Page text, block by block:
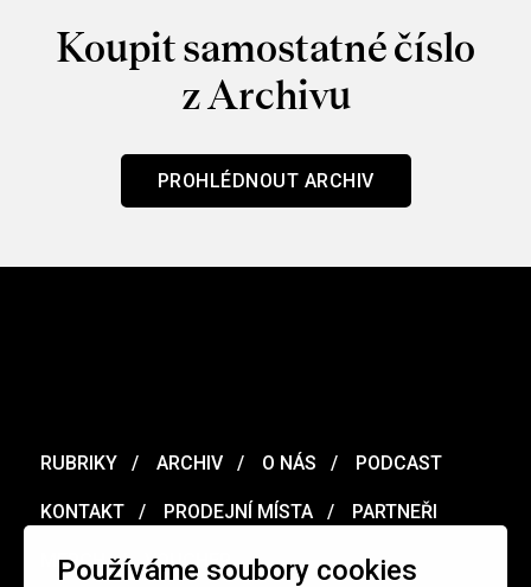
Používáme soubory cookies
Koupit samostatné číslo
z Archivu
PROHLÉDNOUT ARCHIV
RUBRIKY ARCHIV O NÁS PODCAST
KONTAKT PRODEJNÍ MÍSTA PARTNEŘI
MERCH VOUCHER